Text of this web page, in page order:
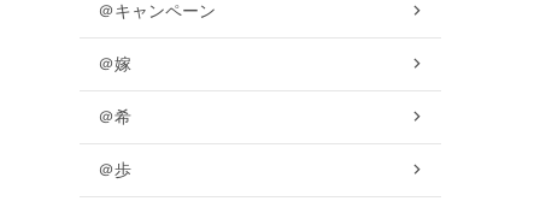
＠キャンペーン
＠嫁
＠希
＠歩